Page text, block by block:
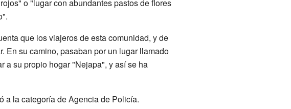
o "lugar con abundantes pastos de flores
que los viajeros de esta comunidad, y de
En su camino, pasaban por un lugar llamado
a su propio hogar "Nejapa", y así se ha
a la categoría de Agencia de Policía.